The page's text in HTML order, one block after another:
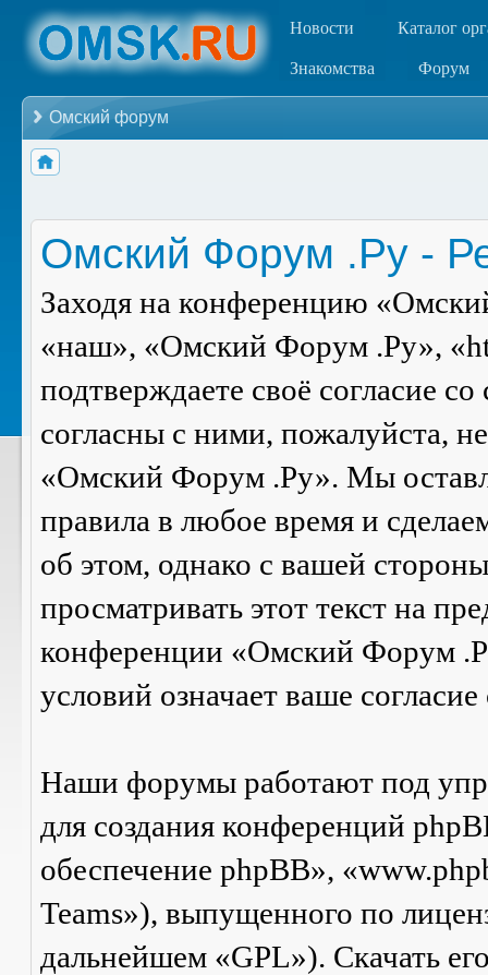
Новости Каталог
Знакомства Форум
Омский форум
Омский Форум .Ру -
Заходя на конференцию
«наш», «Омский Форум .Ру»,
подтверждаете своё согласие
согласны с ними, пожалуйста,
«Омский Форум .Ру». Мы
правила в любое время и
об этом, однако с вашей
просматривать этот текст на
конференции «Омский Форум
условий означает ваше
Наши форумы работают под
для создания конференций
обеспечение phpBB»,
Teams»), выпущенного по
дальнейшем «GPL»). Скачать